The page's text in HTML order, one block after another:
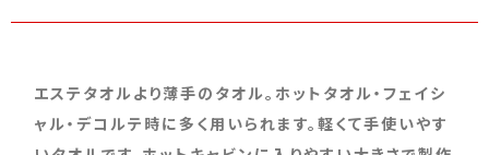
エステタオルより薄手のタオル。ホットタオル・フェイシ
ャル・デコルテ時に多く用いられます。軽くて手使いやす